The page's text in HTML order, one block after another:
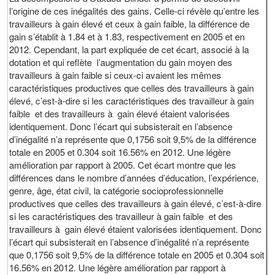
l’origine de ces inégalités des gains. Celle-ci révèle qu’entre les
travailleurs à gain élevé et ceux à gain faible, la différence de
gain s’établit à 1.84 et à 1.83, respectivement en 2005 et en
2012. Cependant, la part expliquée de cet écart, associé à la
dotation et qui reflète l’augmentation du gain moyen des
travailleurs à gain faible si ceux-ci avaient les mêmes
caractéristiques productives que celles des travailleurs à gain
élevé, c’est-à-dire si les caractéristiques des travailleur à gain
faible et des travailleurs à gain élevé étaient valorisées
identiquement. Donc l’écart qui subsisterait en l’absence
d’inégalité n’a représente que 0,1756 soit 9,5% de la différence
totale en 2005 et 0.304 soit 16.56% en 2012. Une légère
amélioration par rapport à 2005. Cet écart montre que les
différences dans le nombre d’années d’éducation, l’expérience,
genre, âge, état civil, la catégorie socioprofessionnelle
productives que celles des travailleurs à gain élevé, c’est-à-dire
si les caractéristiques des travailleur à gain faible et des
travailleurs à gain élevé étaient valorisées identiquement. Donc
l’écart qui subsisterait en l’absence d’inégalité n’a représente
que 0,1756 soit 9,5% de la différence totale en 2005 et 0.304 soit
16.56% en 2012. Une légère amélioration par rapport à